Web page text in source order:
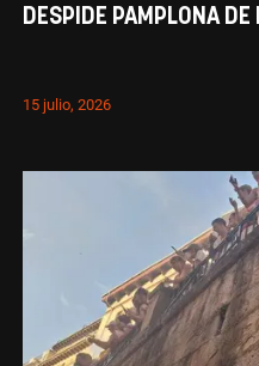
DESPIDE PAMPLONA
15 julio, 2026